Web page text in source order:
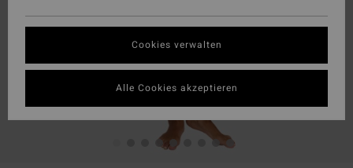
Cookies verwalten
Alle Cookies akzeptieren